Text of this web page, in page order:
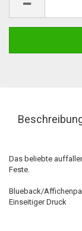
Das beliebte
Feste.
Blueback/
Einseitiger Druck